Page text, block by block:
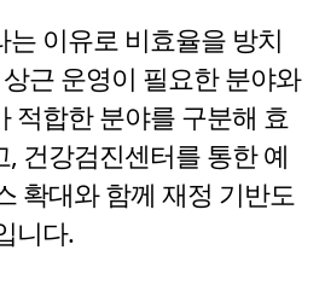
이유로 비효율을 방치
근 운영이 필요한 분야와
적합한 분야를 구분해 효
건강검진센터를 통한 예
확대와 함께 재정 기반도
니다.